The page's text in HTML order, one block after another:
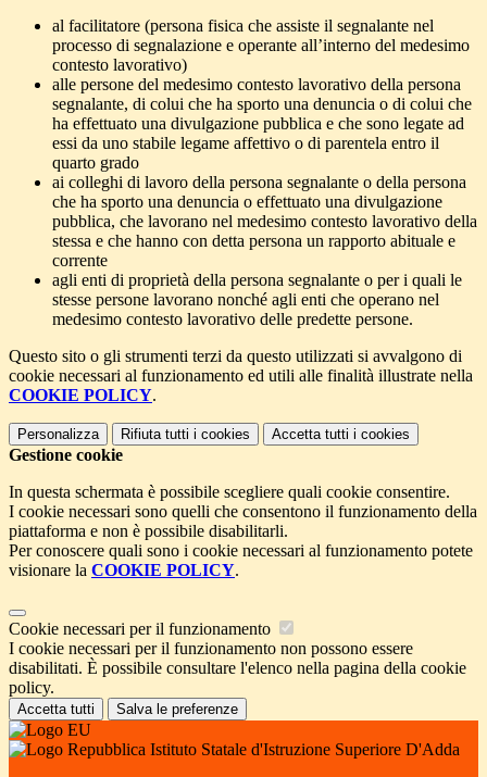
al facilitatore (persona fisica che assiste il segnalante nel
processo di segnalazione e operante all’interno del medesimo
contesto lavorativo)
alle persone del medesimo contesto lavorativo della persona
segnalante, di colui che ha sporto una denuncia o di colui che
ha effettuato una divulgazione pubblica e che sono legate ad
essi da uno stabile legame affettivo o di parentela entro il
quarto grado
ai colleghi di lavoro della persona segnalante o della persona
che ha sporto una denuncia o effettuato una divulgazione
pubblica, che lavorano nel medesimo contesto lavorativo della
stessa e che hanno con detta persona un rapporto abituale e
corrente
agli enti di proprietà della persona segnalante o per i quali le
stesse persone lavorano nonché agli enti che operano nel
medesimo contesto lavorativo delle predette persone.
Questo sito o gli strumenti terzi da questo utilizzati si avvalgono di
cookie necessari al funzionamento ed utili alle finalità illustrate nella
COOKIE POLICY.
Personalizza Rifiuta tutti i cookies Accetta tutti i cookies
Gestione cookie
In questa schermata è possibile scegliere quali cookie consentire.
I cookie necessari sono quelli che consentono il funzionamento della
piattaforma e non è possibile disabilitarli.
Per conoscere quali sono i cookie necessari al funzionamento potete
visionare la COOKIE POLICY.
Cookie necessari per il funzionamento
I cookie necessari per il funzionamento non possono essere
disabilitati. È possibile consultare l'elenco nella pagina della cookie
policy.
Accetta tutti Salva le preferenze
Istituto Statale d'Istruzione Superiore D'Adda